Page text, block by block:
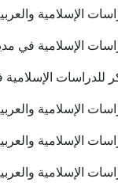
الإسلامية
الإسلامية في
للدراسات الإسلامية
الإسلامية
الإسلامية
الإسلامية